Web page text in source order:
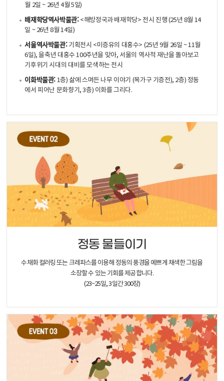
월 2일 ~ 26년 4월 5일)
배재학당역사박물관:<해방정국과 배재학당> 전시 진행 (25년 8월 14
일 ~ 26년 8월 14일)
서울역사박물관:기획전시 <미증유의 대홍수> (25년 9월 26일 ~ 11월
6일), 을축년 대홍수 100주년을 맞아, 서울의 역사적 재난을 돌아보고
기후위기 시대의 대비를 모색하는 전시
이화박물관: 1층) 삶에 스며든 나무 이야기 (목가구 기증전), 2층) 정동
에서 피어난 문화향기, 3층) 이화를 그리다.
정동 물들이기
수채화 컬러링 또는 크레파스를 이용해 정동의 풍경을 예쁘게 채색한 그림을
소장할 수 있는 기회를 제공합니다.
(23~25일, 3일간 300장)